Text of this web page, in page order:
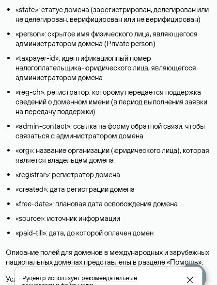
«state»: статус домена (зарегистрирован, делегирован или
не делегирован, верифицирован или не верифицирован)
«person»: скрытое имя физического лица, являющегося
администратором домена (Privatе person)
«taxpayer-id»: идентификационный номер
налогоплательщика-юридического лица, являющегося
администратором домена
«reg-ch»: регистратор, которому передается поддержка
сведений о доменном имени (в период выполнения заявки
на передачу поддержки)
«admin-contact»: ссылка на форму обратной связи, чтобы
связаться с администратором домена
«org»: название организации (юридического лица), которая
является владельцем домена
«registrar»: регистратор домена
«created»: дата регистрации домена
«free-date»: плановая дата освобождения домена
«source»: источник информации
«paid-till»: дата, до которой оплачен домен
Описание полей для доменов в международных и зарубежных
национальных доменах представлены в разделе «Помощь».
Условия использования Whois-сервиса
Руцентр используетрекомендательные